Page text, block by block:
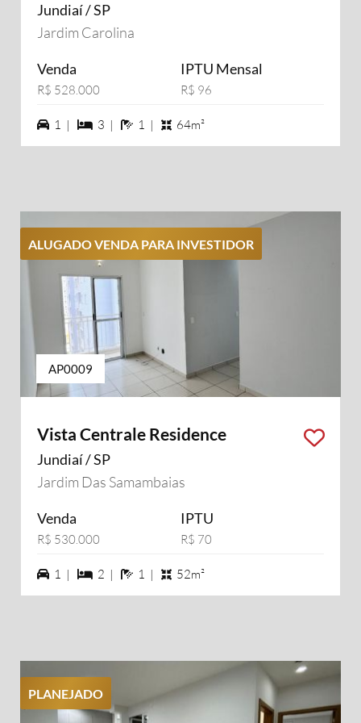
Jundiaí / SP
Jardim Carolina
Venda
R$ 528.000
IPTU Mensal
R$ 96
1 vagas na garagem
1 | 3 dormiórios
3 | 1 banheiros
1 | 64m²
ALUGADO VENDA PARA INVESTIDOR
AP0009
Vista Centrale Residence
Jundiaí / SP
Jardim Das Samambaias
Venda
R$ 530.000
IPTU
R$ 70
1 vagas na garagem
1 | 2 dormiórios
2 | 1 banheiros
1 | 52m²
PLANEJADO